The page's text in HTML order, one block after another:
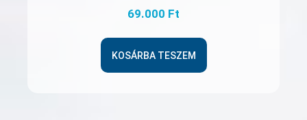
69.000 Ft
KOSÁRBA TESZEM